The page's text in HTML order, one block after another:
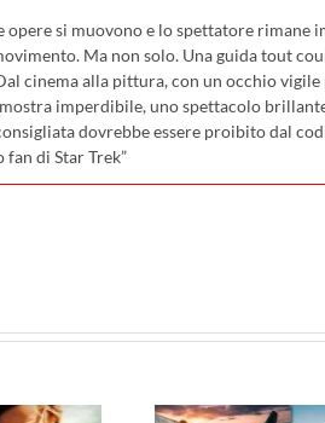
si muovono e lo spettatore rimane
Ma non solo. Una guida tout
cinema alla pittura, con un occhio
imperdibile, uno spettacolo
dovrebbe essere proibito dal
fan di Star Trek”